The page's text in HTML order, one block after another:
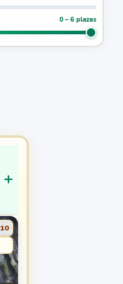
0 – 6 plazas
10